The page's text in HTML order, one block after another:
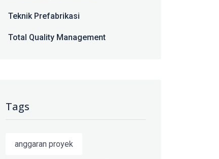
Teknik Prefabrikasi
Total Quality Management
Tags
anggaran proyek